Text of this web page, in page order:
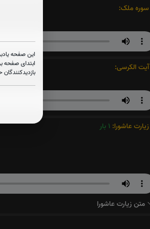
این صفحه
ابتدای صفحه
سوره ملک:
آیت الکرسی:
زیارت عاشورا: 1 بار
متن زیارت عاشورا